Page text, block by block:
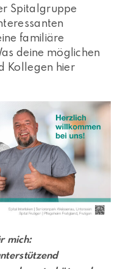
Spitalgruppe
familiäre
deine möglichen
Kollegen hier
mich: